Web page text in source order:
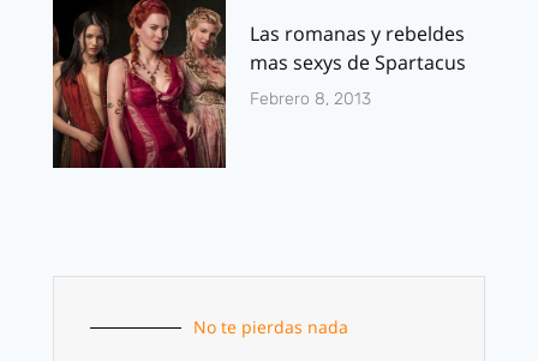
Las romanas y rebeldes
mas sexys de Spartacus
Febrero 8, 2013
No te pierdas nada